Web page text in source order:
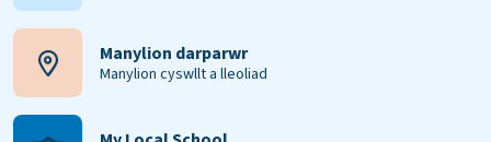
Manylion darparwr
Manylion cyswllt a lleoliad